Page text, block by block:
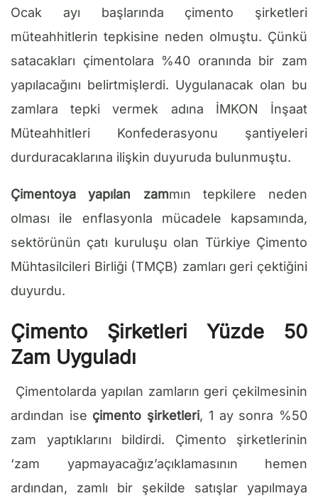
Ocak ayı başlarında çimento şirketleri
müteahhitlerin tepkisine neden olmuştu. Çünkü
satacakları çimentolara %40 oranında bir zam
yapılacağını belirtmişlerdi. Uygulanacak olan bu
zamlara tepki vermek adına İMKON İnşaat
Müteahhitleri Konfederasyonu şantiyeleri
durduracaklarına ilişkin duyuruda bulunmuştu.
Çimentoya yapılan zammın tepkilere neden
olması ile enflasyonla mücadele kapsamında,
sektörünün çatı kuruluşu olan Türkiye Çimento
Mühtasilcileri Birliği (TMÇB) zamları geri çektiğini
duyurdu.
Çimento Şirketleri Yüzde 50
Zam Uyguladı
Çimentolarda yapılan zamların geri çekilmesinin
ardından ise çimento şirketleri, 1 ay sonra %50
zam yaptıklarını bildirdi. Çimento şirketlerinin
‘zam yapmayacağız’açıklamasının hemen
ardından, zamlı bir şekilde satışlar yapılmaya